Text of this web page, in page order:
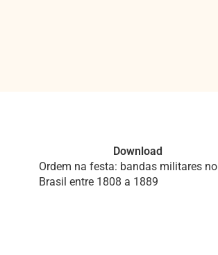
Download
Ordem na festa: bandas militares no
Brasil entre 1808 a 1889